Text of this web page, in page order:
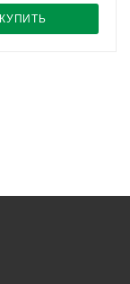
КУПИТЬ